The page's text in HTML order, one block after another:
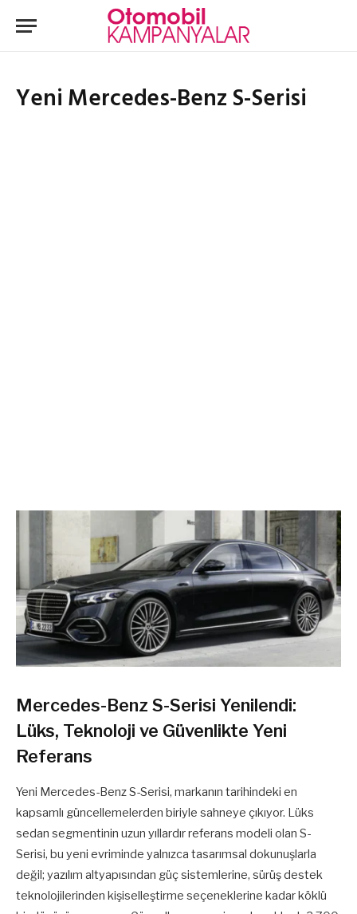
Yeni Mercedes-Benz S-Serisi
Mercedes-Benz S-Serisi Yenilendi:
Lüks, Teknoloji ve Güvenlikte Yeni
Referans
Yeni Mercedes-Benz S-Serisi, markanın tarihindeki en
kapsamlı güncellemelerden biriyle sahneye çıkıyor. Lüks
sedan segmentinin uzun yıllardır referans modeli olan S-
Serisi, bu yeni evriminde yalnızca tasarımsal dokunuşlarla
değil; yazılım altyapısından güç sistemlerine, sürüş destek
teknolojilerinden kişiselleştirme seçeneklerine kadar köklü